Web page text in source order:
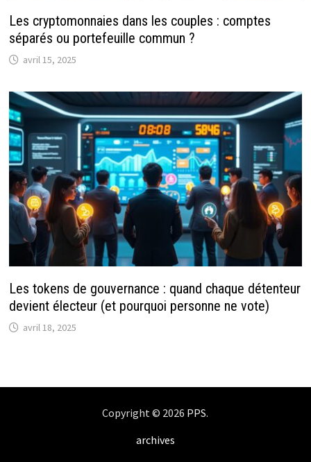
Les cryptomonnaies dans les couples : comptes
séparés ou portefeuille commun ?
avril 15, 2025
Les tokens de gouvernance : quand chaque détenteur
devient électeur (et pourquoi personne ne vote)
avril 18, 2025
Copyright © 2026 PPS.
archives